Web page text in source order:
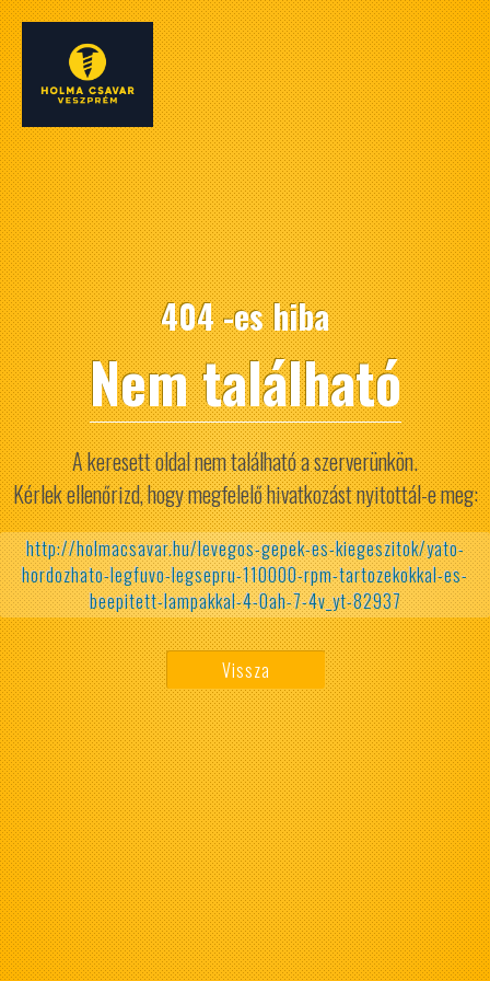
404 -es hiba
Nem található
A keresett oldal nem található a szerverünkön.
Kérlek ellenőrizd, hogy megfelelő hivatkozást nyitottál-e meg:
http://holmacsavar.hu/levegos-gepek-es-kiegeszitok/yato-
hordozhato-legfuvo-legsepru-110000-rpm-tartozekokkal-es-
beepitett-lampakkal-4-0ah-7-4v_yt-82937
Vissza